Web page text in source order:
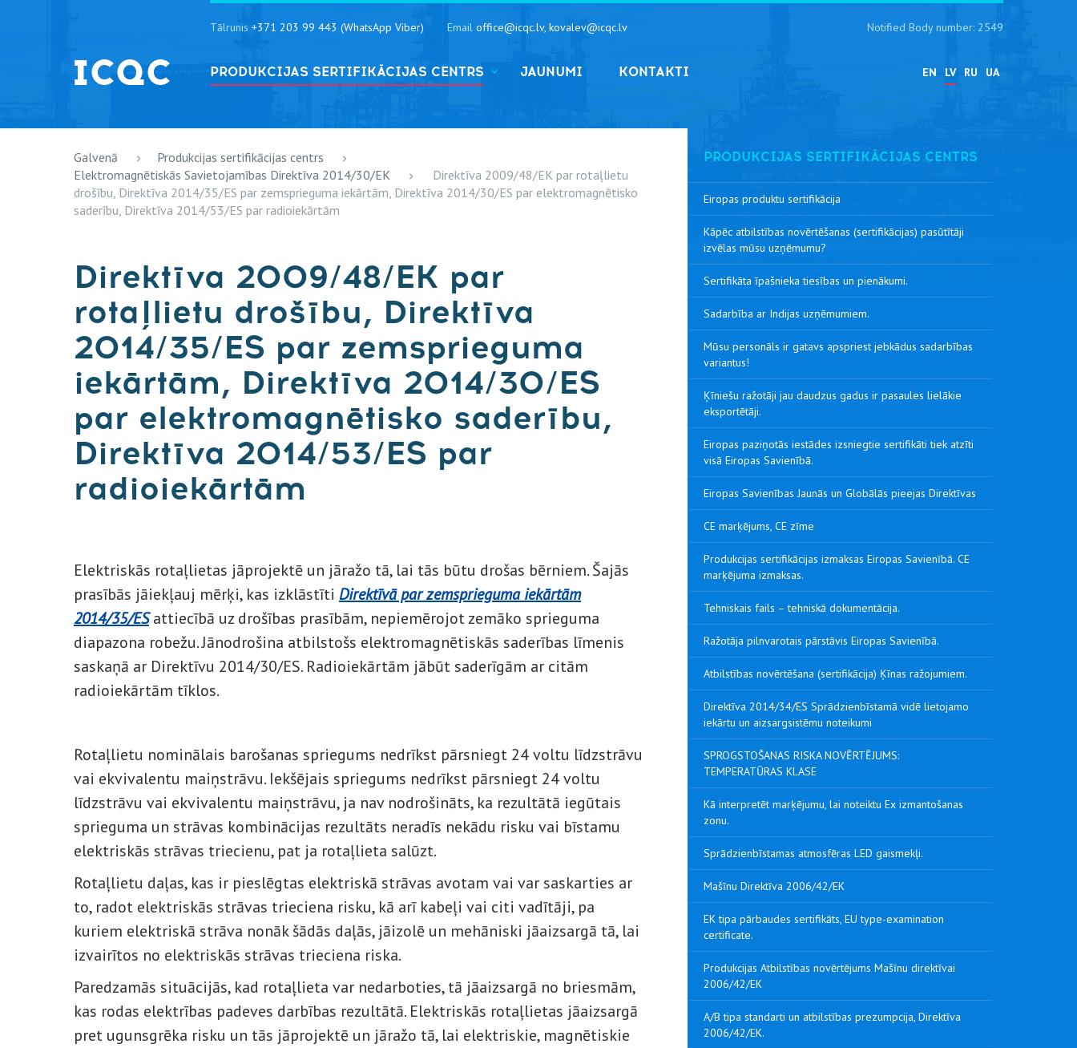
Tālrunis +371 203 99 443 (WhatsApp Viber) Email office@icqc.lv, kovalev@icqc.lv
EN LV RU UA
PRODUKCIJAS SERTIFIKĀCIJAS CENTRS JAUNUMI KONTAKTI
Notified Body number: 2549
Galvenā
Produkcijas sertifikācijas centrs
Elektromagnētiskās Savietojamības Direktīva 2014/30/EK
Direktīva 2009/48/EK par rotaļlietu
drošību, Direktīva 2014/35/ES par zemsprieguma iekārtām, Direktīva 2014/30/ES par elektromagnētisko
saderību, Direktīva 2014/53/ES par radioiekārtām
Direktīva 2009/48/EK par
rotaļlietu drošību, Direktīva
2014/35/ES par zemsprieguma
iekārtām, Direktīva 2014/30/ES
par elektromagnētisko saderību,
Direktīva 2014/53/ES par
radioiekārtām
Elektriskās rotaļlietas jāprojektē un jāražo tā, lai tās būtu drošas bērniem. Šajās
prasībās jāiekļauj mērķi, kas izklāstīti Direktīvā par zemsprieguma iekārtām
2014/35/ESattiecībā uz drošības prasībām, nepiemērojot zemāko sprieguma
diapazona robežu. Jānodrošina atbilstošs elektromagnētiskās saderības līmenis
saskaņā ar Direktīvu 2014/30/ES. Radioiekārtām jābūt saderīgām ar citām
radioiekārtām tīklos.
Rotaļlietu nominālais barošanas spriegums nedrīkst pārsniegt 24 voltu līdzstrāvu
vai ekvivalentu maiņstrāvu. Iekšējais spriegums nedrīkst pārsniegt 24 voltu
līdzstrāvu vai ekvivalentu maiņstrāvu, ja nav nodrošināts, ka rezultātā iegūtais
sprieguma un strāvas kombinācijas rezultāts neradīs nekādu risku vai bīstamu
elektriskās strāvas triecienu, pat ja rotaļlieta salūzt.
Rotaļlietu daļas, kas ir pieslēgtas elektriskā strāvas avotam vai var saskarties ar
to, radot elektriskās strāvas trieciena risku, kā arī kabeļi vai citi vadītāji, pa
kuriem elektriskā strāva nonāk šādās daļās, jāizolē un mehāniski jāaizsargā tā, lai
izvairītos no elektriskās strāvas trieciena riska.
Paredzamās situācijās, kad rotaļlieta var nedarboties, tā jāaizsargā no briesmām,
kas rodas elektrības padeves darbības rezultātā. Elektriskās rotaļlietas jāaizsargā
pret ugunsgrēka risku un tās jāprojektē un jāražo tā, lai elektriskie, magnētiskie
PRODUKCIJAS SERTIFIKĀCIJAS CENTRS
Eiropas produktu sertifikācija
Kāpēc atbilstības novērtēšanas (sertifikācijas) pasūtītāji
izvēlas mūsu uzņēmumu?
Sertifikāta īpašnieka tiesības un pienākumi.
Sadarbība ar Indijas uzņēmumiem.
Mūsu personāls ir gatavs apspriest jebkādus sadarbības
variantus!
Ķīniešu ražotāji jau daudzus gadus ir pasaules lielākie
eksportētāji.
Eiropas paziņotās iestādes izsniegtie sertifikāti tiek atzīti
visā Eiropas Savienībā.
Eiropas Savienības Jaunās un Globālās pieejas Direktīvas
CE marķējums, CE zīme
Produkcijas sertifikācijas izmaksas Eiropas Savienībā. CE
marķējuma izmaksas.
Tehniskais fails – tehniskā dokumentācija.
Ražotāja pilnvarotais pārstāvis Eiropas Savienībā.
Atbilstības novērtēšana (sertifikācija) Ķīnas ražojumiem.
Direktīva 2014/34/ES Sprādzienbīstamā vidē lietojamo
iekārtu un aizsargsistēmu noteikumi
SPROGSTOŠANAS RISKA NOVĒRTĒJUMS:
TEMPERATŪRAS KLASE
Kā interpretēt marķējumu, lai noteiktu Ex izmantošanas
zonu.
Sprādzienbīstamas atmosfēras LED gaismekļi.
Mašīnu Direktīva 2006/42/EK
EK tipa pārbaudes sertifikāts, EU type-examination
certificate.
Produkcijas Atbilstības novērtējums Mašīnu direktīvai
2006/42/EK
A/B tipa standarti un atbilstības prezumpcija, Direktīva
2006/42/EK.